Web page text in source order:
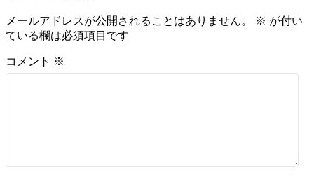
メールアドレスが公開されることはありません。 ※ が付い
ている欄は必須項目です
コメント ※